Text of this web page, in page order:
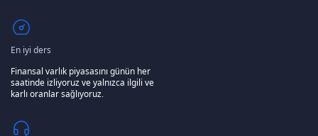
En iyi ders
Finansal varlık piyasasını günün her
saatinde izliyoruz ve yalnızca ilgili ve
karlı oranlar sağlıyoruz.